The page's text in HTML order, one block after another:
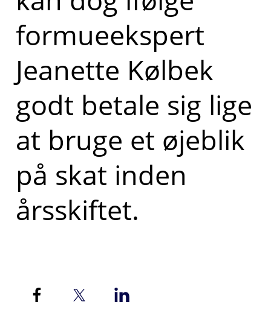
formueekspert
Jeanette Kølbek
godt betale sig lige
at bruge et øjeblik
på skat inden
årsskiftet.